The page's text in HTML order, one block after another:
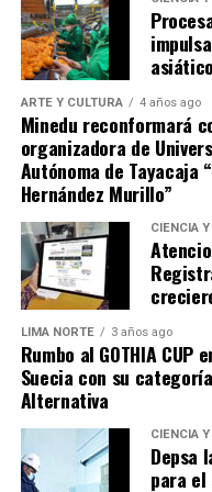
competitiva»
millones
En setiembre de 2025,
competitivo
CENARES/MINSA) para
unidades de Cloruro
313-2025-CENARES/
aALKOFARMA E.I.R.L.
31,217,061.60
(a S/
suministrado no era de
de China del fabricante
Co., Ltd.con Registro
2. La alerta de
ARTE Y CULTURA 4 años ago
Minedu reconformará
organizadora de
Autónoma de Tayacaja
Hernández Murillo”
CIENCIA
LIMA NORTE 3 años ago
Rumbo al GOTHIA CUP
Suecia con su
Alternativa
CIENCIA
Depsa
para el